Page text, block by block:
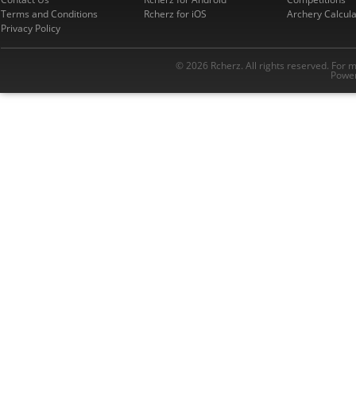
Terms and Conditions
Privacy Policy
Rcherz for iOS
Archery
© 2026 Rcherz. All rights reserved. For